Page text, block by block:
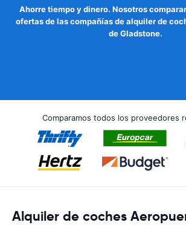
Ahorre tiempo y dinero. Nosotros
ofertas de las compañías de alquiler de
de Gladstone.
Comparamos todos los proveedores
Alquiler de coches